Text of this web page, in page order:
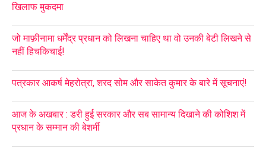
खिलाफ मुकदमा
जो माफ़ीनामा धर्मेंद्र प्रधान को लिखना चाहिए था वो उनकी बेटी लिखने से
नहीं हिचकिचाई!
पत्रकार आकर्ष मेहरोत्रा, शरद सोम और साकेत कुमार के बारे में सूचनाएं!
आज के अखबार : डरी हुई सरकार और सब सामान्य दिखाने की कोशिश में
प्रधान के सम्मान की बेशर्मी